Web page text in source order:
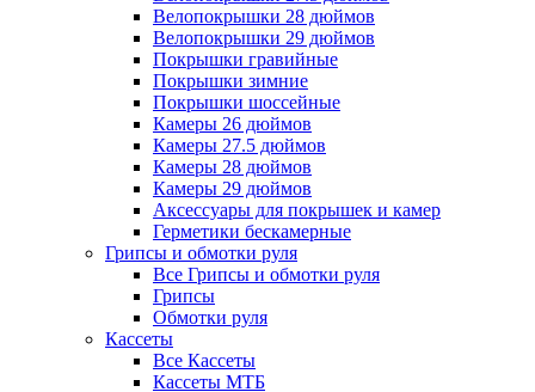
Велопокрышки 28 дюймов
Велопокрышки 29 дюймов
Покрышки гравийные
Покрышки зимние
Покрышки шоссейные
Камеры 26 дюймов
Камеры 27.5 дюймов
Камеры 28 дюймов
Камеры 29 дюймов
Аксессуары для покрышек и камер
Герметики бескамерные
Грипсы и обмотки руля
Все Грипсы и обмотки руля
Грипсы
Обмотки руля
Кассеты
Все Кассеты
Кассеты МТБ